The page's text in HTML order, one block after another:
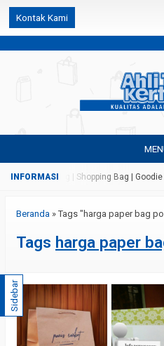
Kontak Kami
| Paper Bag | Shopping Bag |
Beranda » Tags "harga paper bag
Tags harga paper
Sidebar